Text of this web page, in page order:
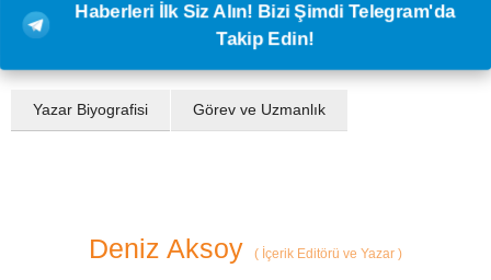
Haberleri İlk Siz Alın! Bizi Şimdi Telegram'da
Takip Edin!
Yazar Biyografisi Görev ve Uzmanlık
Deniz Aksoy ( İçerik Editörü ve Yazar )